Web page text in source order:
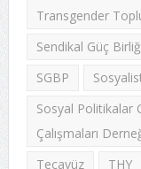
Transgender
Sendikal Güç
SGBP
Sosyal Politikalar
Çalışmaları
Tecavüz
THY